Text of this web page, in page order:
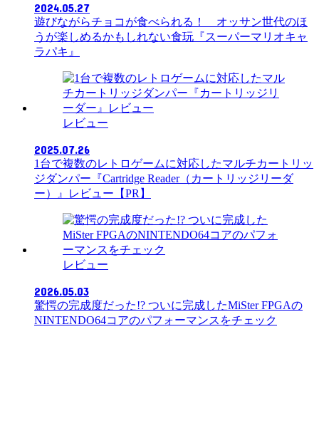
2024.05.27
遊びながらチョコが食べられる！ オッサン世代のほ
うが楽しめるかもしれない食玩『スーパーマリオキャ
ラパキ』
レビュー
2025.07.26
1台で複数のレトロゲームに対応したマルチカートリッ
ジダンパー『Cartridge Reader（カートリッジリーダ
ー）』レビュー【PR】
レビュー
2026.05.03
驚愕の完成度だった!? ついに完成したMiSter FPGAの
NINTENDO64コアのパフォーマンスをチェック